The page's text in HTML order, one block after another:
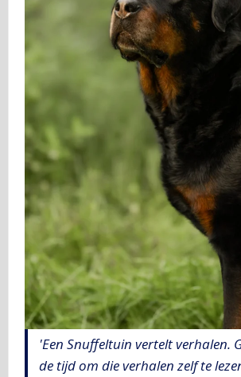
'Een Snuffeltuin vertelt verhalen.
de tijd om die verhalen zelf te